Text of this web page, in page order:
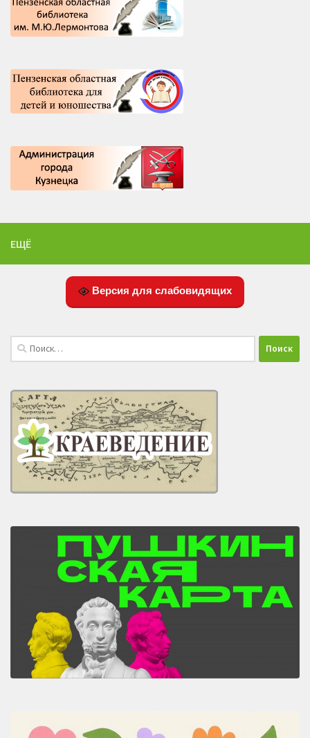
ЕЩЁ
Версия для слабовидящих
Найти: